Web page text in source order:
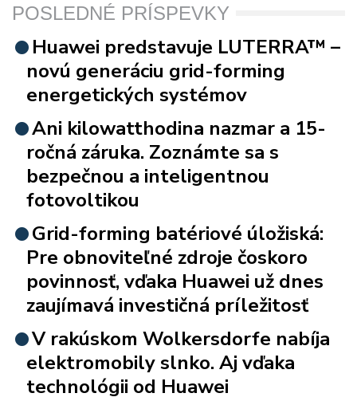
POSLEDNÉ PRÍSPEVKY
Huawei predstavuje LUTERRA™ –
novú generáciu grid-forming
energetických systémov
Ani kilowatthodina nazmar a 15-
ročná záruka. Zoznámte sa s
bezpečnou a inteligentnou
fotovoltikou
Grid-forming batériové úložiská:
Pre obnoviteľné zdroje čoskoro
povinnosť, vďaka Huawei už dnes
zaujímavá investičná príležitosť
V rakúskom Wolkersdorfe nabíja
elektromobily slnko. Aj vďaka
technológii od Huawei